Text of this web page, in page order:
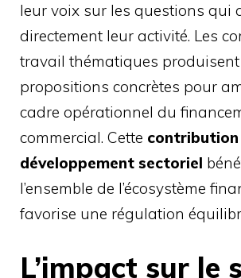
leur voix sur les questions qui
directement leur activité. Les
travail thématiques
propositions concrètes pour
cadre opérationnel du
commercial. Cette contribution
développement sectoriel
l’ensemble de l’écosystème
favorise une régulation
L’impact sur le